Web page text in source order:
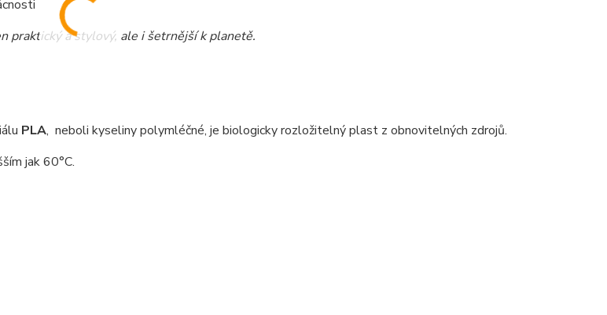
praktický a stylový, ale i šetrnější k planetě.
PLA, neboli kyseliny polymléčné, je biologicky rozložitelný plast z obnovitelných zdrojů.
jak 60°C.